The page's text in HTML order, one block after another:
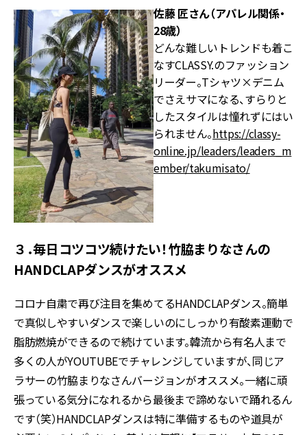
佐藤 匠さん（アパレル関係・
28歳）
どんな難しいトレンドも着こ
なすCLASSY.のファッション
リーダー。Tシャツ×デニム
でさえサマになる、すらりと
したスタイルは憧れずにはい
られません。https://classy-
online.jp/leaders/leaders_m
ember/takumisato/
３．毎日コツコツ続けたい！竹脇まりなさんの
HANDCLAPダンスがオススメ
コロナ自粛で再び注目を集めてるHANDCLAPダンス。簡単
で真似しやすいダンスで楽しいのにしっかり有酸素運動で
脂肪燃焼ができるので続けています。韓流から有名人まで
多くの人がYOUTUBEでチャレンジしていますが、同じア
ラサーの竹脇まりなさんバージョンがオススメ。一緒に頑
張っている気分になれるから最後まで諦めないで踊れるん
です（笑）HANDCLAPダンスは特に準備するものや道具が